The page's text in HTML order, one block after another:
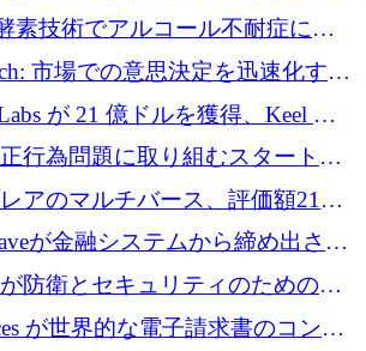
レシードを提供して開始
素技術でアルコール不耐症に取
150 万ユーロを調達
市場での意思決定を迅速化する
リジェンス層を構築する
が 21 億ドルを獲得、Keel の
の軸、ポーランドのソフトウェ
行為問題に取り組むスタートア
る
アのマルチバース、評価額21億
万ドルを調達
が金融システムから締め出され
国際銀行アクセスをもたらす
防衛とセキュリティのためのフ
モデルを構築するために 1,000
が世界的な電子請求書のコンプ